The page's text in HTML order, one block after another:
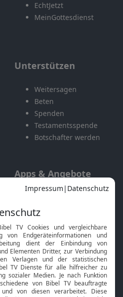
EchtJetzt
MeinGottesdienst
Unterstützen
Weitersagen
Beten
Spenden
Testamentsspende
Botschafter werden
Apps & Angebote
Mobile App
Smart TV
HbbTV
Bibelthek Online-Bibel
Nächster Gottesdienst